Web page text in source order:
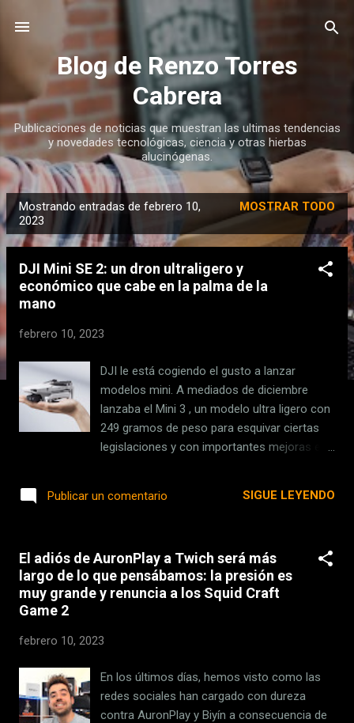
Ir al contenido principal
Blog de Renzo Torres
Cabrera
Publicaciones de noticias que muestran las ultimas tendencias
y novedades tecnológicas, ciencia y otras hierbas
alucinógenas.
E
n
Mostrando entradas de febrero 10,
2023
MOSTRAR TODO
DJI Mini SE 2: un dron ultraligero y
económico que cabe en la palma de la
mano
febrero 10, 2023
DJI le está cogiendo el gusto a lanzar
modelos mini. A mediados de diciembre
lanzaba el Mini 3 , un modelo ultra ligero con
249 gramos de peso para esquivar ciertas
legislaciones y con importantes mejoras en
pequeño (cabe en la palma de la mano), y
cuenta con un sensor CMOS de 1/2,3
pulgadas , capaz de grabar en resolución
2,7K y de tomar imágenes de 12
gramos, la legislación actual es bastante
necesario ser operador de dron para volarlo,
cuentan con menos restricciones. La
batería, según promete DJI, permite vuelo de
Publicar un comentario SIGUE LEYENDO
El adiós de AuronPlay a Twich será más
largo de lo que pensábamos: la presión es
muy grande y renuncia a los Squid Craft
Game 2
febrero 10, 2023
En los últimos días, hemos visto como las
redes sociales han cargado con dureza
contra AuronPlay y Biyín a consecuencia de